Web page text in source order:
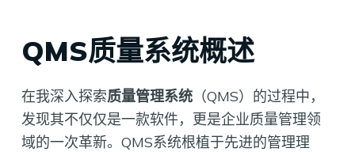
QMS质量系统概述
在我深入探索质量管理系统（QMS）的过程中，
发现其不仅仅是一款软件，更是企业质量管理领
域的一次革新。QMS系统根植于先进的管理理